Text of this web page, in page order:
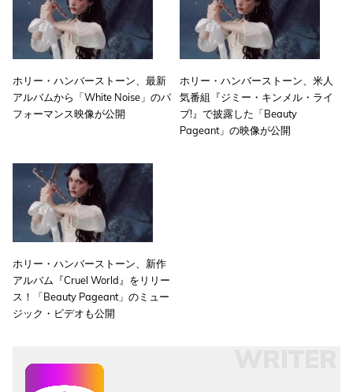
ホリー・ハンバーストーン、最新
アルバムから「White Noise」のパ
フォーマンス映像が公開
ホリー・ハンバーストーン、米人
気番組『ジミー・キンメル・ライ
ブ!』で披露した「Beauty
Pageant」の映像が公開
ホリー・ハンバーストーン、新作
アルバム『Cruel World』をリリー
ス！「Beauty Pageant」のミュー
ジック・ビデオも公開